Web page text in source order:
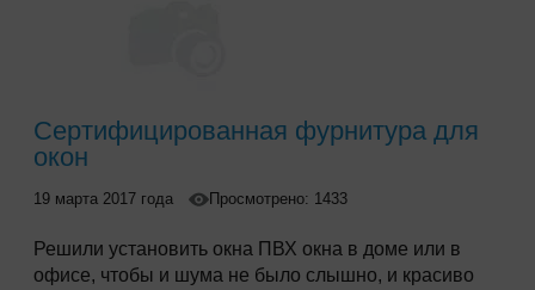
Сертифицированная фурнитура для
окон
19 марта 2017 года Просмотрено: 1433
Решили установить окна ПВХ окна в доме или в
офисе, чтобы и шума не было слышно, и красиво